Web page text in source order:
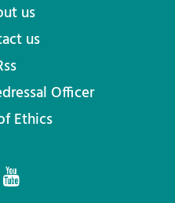
us
us
Officer
Ethics